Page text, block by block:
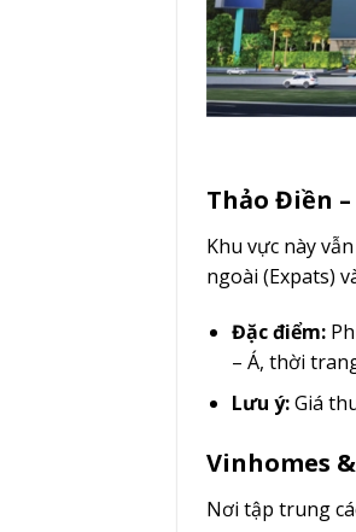
Thảo Điền
Khu vực này
ngoài (Expats)
Đặc điểm:
– Á, thời
Lưu ý:Giá
Vinhomes
Nơi tập trung